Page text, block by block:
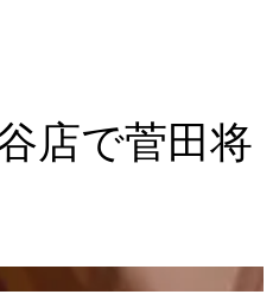
店で菅田将